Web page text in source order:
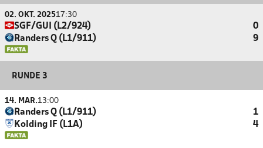
02. OKT. 202517:30
SGF/GUI (L2/924)
0
Randers Q (L1/911)
9
RUNDE 3
14. MAR.13:00
Randers Q (L1/911)
1
Kolding IF (L1A)
4